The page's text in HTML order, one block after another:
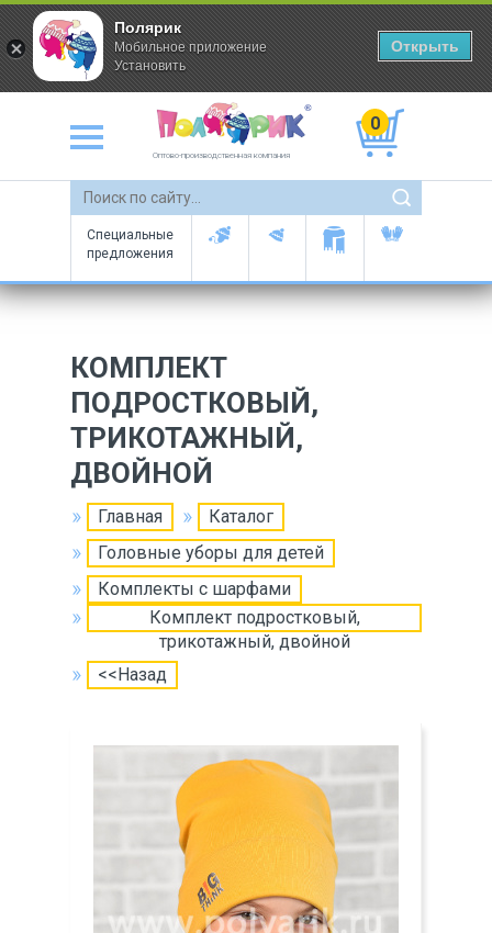
Оптово-производственная компания
0
Специальные
предложения
КОМПЛЕКТ
ПОДРОСТКОВЫЙ,
ТРИКОТАЖНЫЙ,
ДВОЙНОЙ
Главная
Каталог
Головные уборы для детей
Комплекты с шарфами
Комплект подростковый,
трикотажный, двойной
<<Назад
Полярик
Мобильное приложение
Установить
Открыть